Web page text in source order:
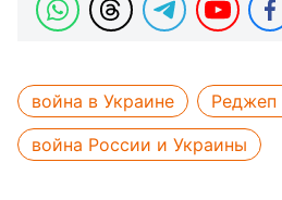
война в Украине
Реджеп
война России и Украины